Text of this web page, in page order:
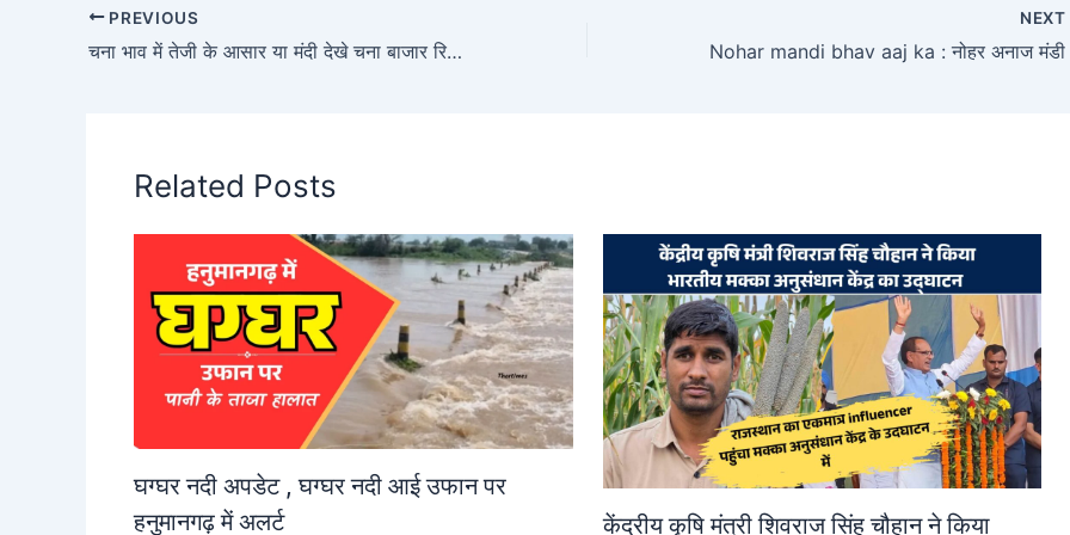
PREVIOUS
चना भाव में तेजी के आसार या मंदी देखे चना बाजार रिपोर्ट
NEXT
Related Posts
घग्घर नदी अपडेट , घग्घर नदी आई उफान पर
हनुमानगढ़ में अलर्ट
केंद्रीय कृषि मंत्री शिवराज सिंह चौहान ने किया